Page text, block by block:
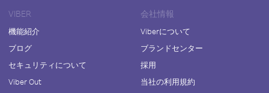
VIBER
機能紹介
ブログ
セキュリティについて
Viber Out
会社情報
Viberについて
ブランドセンター
採用
当社の利用規約